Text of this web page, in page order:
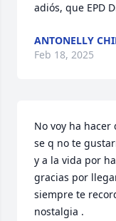
adiós, que EPD
ANTONELLY
Feb 18, 2025
No voy ha
se q no te
y a la vida por
gracias por
siempre te
nostalgia .